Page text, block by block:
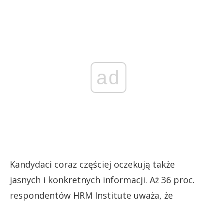
ad
Kandydaci coraz częściej oczekują także
jasnych i konkretnych informacji. Aż 36 proc.
respondentów HRM Institute uważa, że